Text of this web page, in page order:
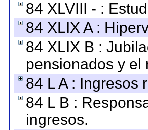
84 XLVIII - :
84 XLIX A :
84 XLIX B :
pensionados y el
84 L A : Ingresos
84 L B :
ingresos.